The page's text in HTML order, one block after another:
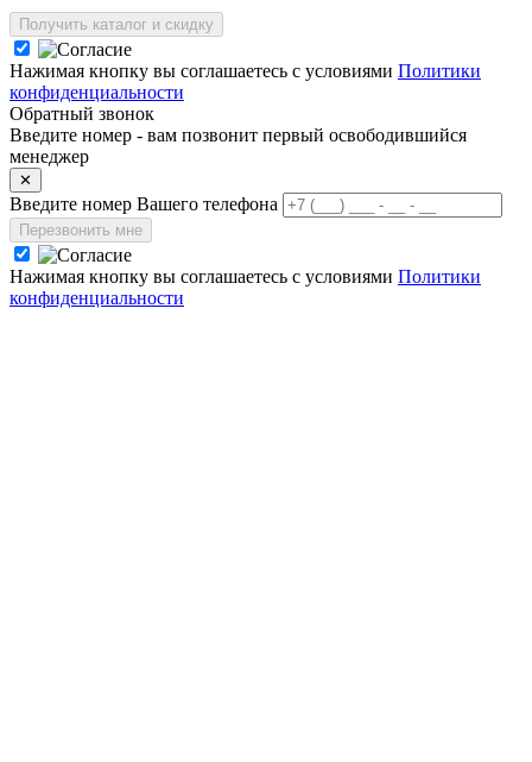
Получить каталог и скидку
Нажимая кнопку вы соглашаетесь с условиями Политики
конфиденциальности
Обратный звонок
Введите номер - вам позвонит первый освободившийся
менеджер
✕
Введите номер Вашего телефона
Перезвонить мне
Нажимая кнопку вы соглашаетесь с условиями Политики
конфиденциальности